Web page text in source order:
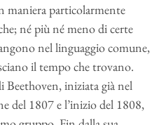
maniera particolarmente
né più né meno di certe
nel linguaggio comune,
il tempo che trovano.
iniziata già nel
del 1807 e l’inizio del 1808,